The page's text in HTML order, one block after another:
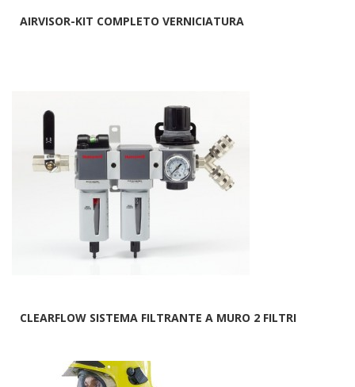
AIRVISOR-KIT COMPLETO VERNICIATURA
CLEARFLOW SISTEMA FILTRANTE A MURO 2 FILTRI